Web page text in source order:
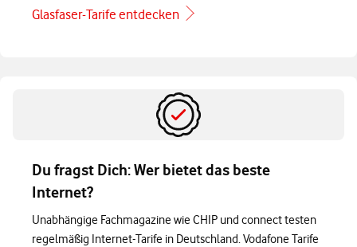
Glasfaser-Tarife entdecken
Du fragst Dich: Wer bietet das beste
Internet?
Unabhängige Fachmagazine wie CHIP und connect testen
regelmäßig Internet-Tarife in Deutschland. Vodafone Tarife